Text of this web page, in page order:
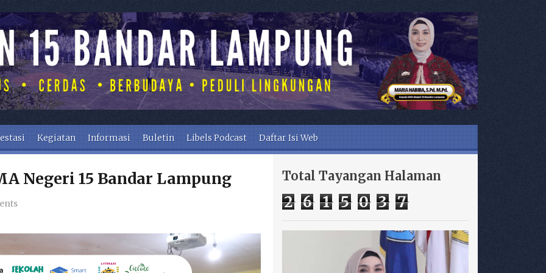
Kegiatan Informasi Buletin Libels Podcast Daftar Isi Web
Negeri 15 Bandar Lampung Total Tayangan Halaman
2 6 1 5 0 3 7